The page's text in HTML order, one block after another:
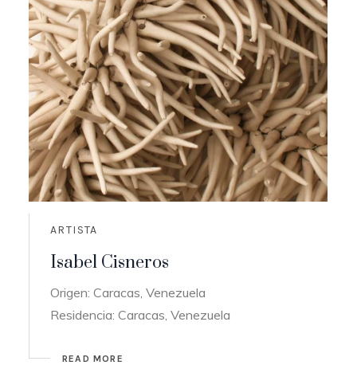
ARTISTA
Isabel Cisneros
Origen: Caracas, Venezuela
Residencia: Caracas, Venezuela
READ MORE